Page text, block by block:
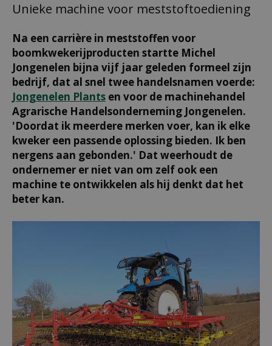
Unieke machine voor meststoftoediening
Na een carrière in meststoffen voor
boomkwekerijproducten startte Michel
Jongenelen bijna vijf jaar geleden formeel zijn
bedrijf, dat al snel twee handelsnamen voerde:
Jongenelen Plants en voor de machinehandel
Agrarische Handelsonderneming Jongenelen.
'Doordat ik meerdere merken voer, kan ik elke
kweker een passende oplossing bieden. Ik ben
nergens aan gebonden.' Dat weerhoudt de
ondernemer er niet van om zelf ook een
machine te ontwikkelen als hij denkt dat het
beter kan.